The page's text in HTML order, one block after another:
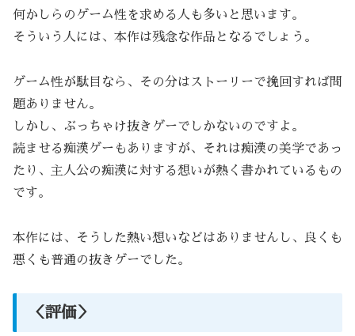
何かしらのゲーム性を求める人も多いと思います。
そういう人には、本作は残念な作品となるでしょう。
ゲーム性が駄目なら、その分はストーリーで挽回すれば問
題ありません。
しかし、ぶっちゃけ抜きゲーでしかないのですよ。
読ませる痴漢ゲーもありますが、それは痴漢の美学であっ
たり、主人公の痴漢に対する想いが熱く書かれているもの
です。
本作には、そうした熱い想いなどはありませんし、良くも
悪くも普通の抜きゲーでした。
＜評価＞